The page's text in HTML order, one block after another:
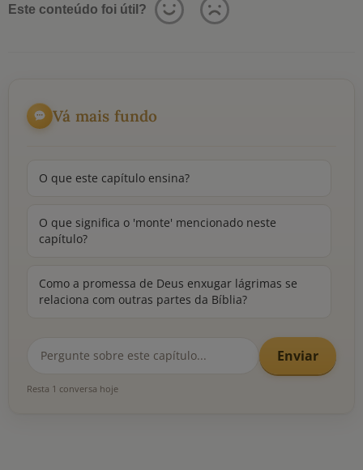
Este conteúdo foi útil?
Vá mais fundo
O que este capítulo ensina?
O que significa o 'monte' mencionado neste
capítulo?
Como a promessa de Deus enxugar lágrimas se
relaciona com outras partes da Bíblia?
Enviar
Resta 1 conversa hoje